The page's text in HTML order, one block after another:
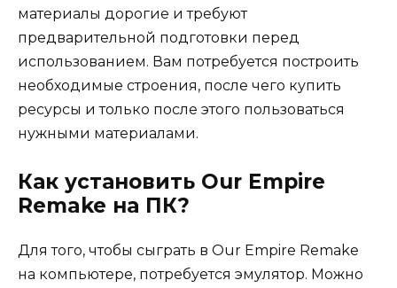
материалы дорогие и требуют
предварительной подготовки перед
использованием. Вам потребуется построить
необходимые строения, после чего купить
ресурсы и только после этого пользоваться
нужными материалами.
Как установить Our Empire
Remake на ПК?
Для того, чтобы сыграть в Our Empire Remake
на компьютере, потребуется эмулятор. Можно